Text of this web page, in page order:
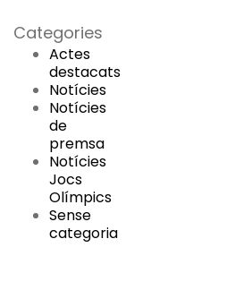
Categories
Actes
destacats
Notícies
Notícies
de
premsa
Notícies
Jocs
Olímpics
Sense
categoria